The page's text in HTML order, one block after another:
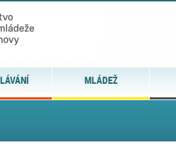
MLÁDEŽ